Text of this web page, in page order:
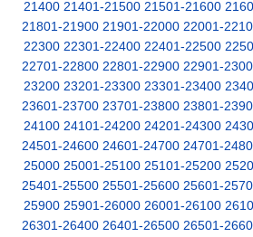
21400 21401-21500 21501-21600
21801-21900 21901-22000 22001-
22300 22301-22400 22401-22500
22701-22800 22801-22900 22901-
23200 23201-23300 23301-23400
23601-23700 23701-23800 23801-
24100 24101-24200 24201-24300
24501-24600 24601-24700 24701-
25000 25001-25100 25101-25200
25401-25500 25501-25600 25601-
25900 25901-26000 26001-26100
26301-26400 26401-26500 26501-